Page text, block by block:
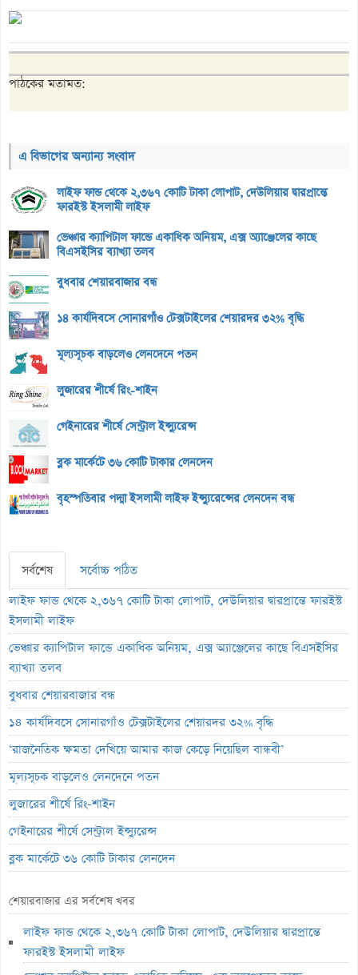
পাঠকের মতামত:
এ বিভাগের অন্যান্য সংবাদ
লাইফ ফান্ড থেকে ২,৩৬৭ কোটি টাকা লোপাট, দেউলিয়ার দ্বারপ্রান্তে
ফারইস্ট ইসলামী লাইফ
ভেঞ্চার ক্যাপিটাল ফান্ডে একাধিক অনিয়ম, এক্স অ্যাঞ্জেলের কাছে
বিএসইসির ব্যাখ্যা তলব
বুধবার শেয়ারবাজার বন্ধ
১৪ কার্যদিবসে সোনারগাঁও টেক্সটাইলের শেয়ারদর ৩২% বৃদ্ধি
মূল্যসূচক বাড়লেও লেনদেনে পতন
লুজারের শীর্ষে রিং-শাইন
গেইনারের শীর্ষে সেন্ট্রাল ইন্স্যুরেন্স
ব্লক মার্কেটে ৩৬ কোটি টাকার লেনদেন
বৃহস্পতিবার পদ্মা ইসলামী লাইফ ইন্স্যুরেন্সের লেনদেন বন্ধ
সর্বশেষ
সর্বোচ্চ পঠিত
লাইফ ফান্ড থেকে ২,৩৬৭ কোটি টাকা লোপাট, দেউলিয়ার দ্বারপ্রান্তে ফারইস্ট
ইসলামী লাইফ
ভেঞ্চার ক্যাপিটাল ফান্ডে একাধিক অনিয়ম, এক্স অ্যাঞ্জেলের কাছে বিএসইসির
ব্যাখ্যা তলব
বুধবার শেয়ারবাজার বন্ধ
১৪ কার্যদিবসে সোনারগাঁও টেক্সটাইলের শেয়ারদর ৩২% বৃদ্ধি
‘রাজনৈতিক ক্ষমতা দেখিয়ে আমার কাজ কেড়ে নিয়েছিল বান্ধবী’
মূল্যসূচক বাড়লেও লেনদেনে পতন
লুজারের শীর্ষে রিং-শাইন
গেইনারের শীর্ষে সেন্ট্রাল ইন্স্যুরেন্স
ব্লক মার্কেটে ৩৬ কোটি টাকার লেনদেন
বৃহস্পতিবার লেনদেনে ফিরবে ইউসিবি
লেনদেনের শীর্ষে একমি পেস্টিসাইডস
মেঘনা পেট্রোলিয়ামের চেয়ারম্যান হলেন ড. এম. তামিম
শেয়ারবাজার এর সর্বশেষ খবর
লাইফ ফান্ড থেকে ২,৩৬৭ কোটি টাকা লোপাট, দেউলিয়ার দ্বারপ্রান্তে
ফারইস্ট ইসলামী লাইফ